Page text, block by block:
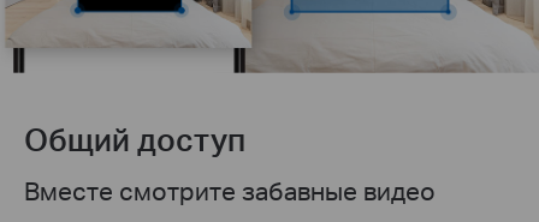
Общий доступ
Вместе смотрите забавные видео